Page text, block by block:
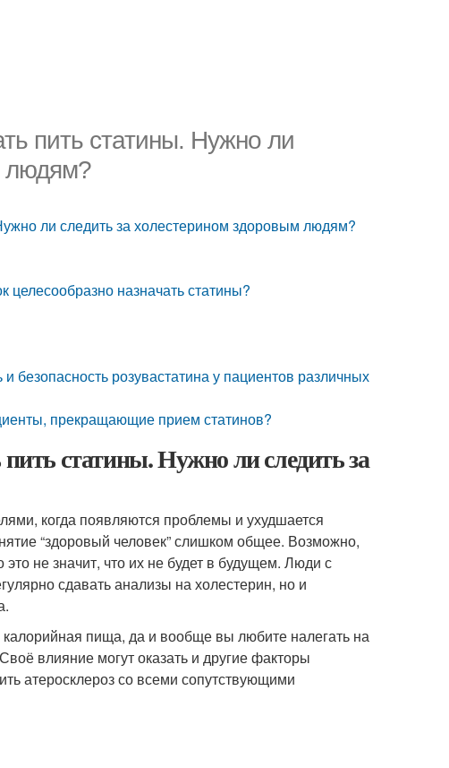
пить статины. Нужно ли
людям?
ли следить за холестерином здоровым людям?
целесообразно назначать статины?
розувастатина у пациентов различных
прекращающие прием статинов?
статины. Нужно ли следить за
когда появляются проблемы и ухудшается
“здоровый человек” слишком общее. Возможно,
не значит, что их не будет в будущем. Люди с
сдавать анализы на холестерин, но и
пища, да и вообще вы любите налегать на
влияние могут оказать и другие факторы
атеросклероз со всеми сопутствующими